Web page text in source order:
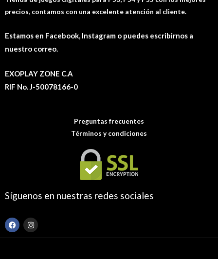
precios, contamos con una excelente atención al cliente.
Estamos en Facebook, Instagram o puedes escribirnos a
nuestro correo.
EXOPLAY ZONE C.A
RIF No. J-50078166-0
Preguntas frecuentes
Términos y condiciones
Síguenos en nuestras redes sociales
F
a
I
n